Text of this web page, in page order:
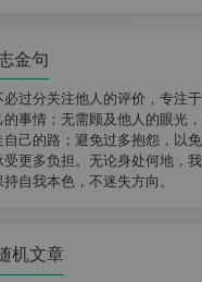
金句
必过分关注他人的评价，专注
的事情；无需顾及他人的眼光
自己的路；避免过多抱怨，以
受更多负担。无论身处何地，
持自我本色，不迷失方向。
机文章